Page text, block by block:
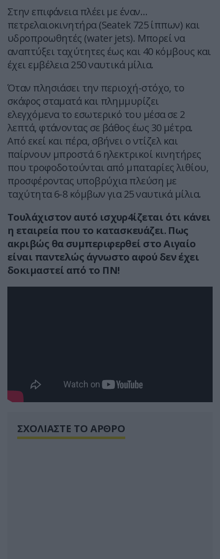
Στην επιφάνεια πλέει με έναν…
πετρελαιοκινητήρα (Seatek 725 ίππων) και
υδροπροωθητές (water jets). Μπορεί να
αναπτύξει ταχύτητες έως και 40 κόμβους και
έχει εμβέλεια 250 ναυτικά μίλια.
Όταν πλησιάσει την περιοχή-στόχο, το
σκάφος σταματά και πλημμυρίζει
ελεγχόμενα το εσωτερικό του μέσα σε 2
λεπτά, φτάνοντας σε βάθος έως 30 μέτρα.
Από εκεί και πέρα, σβήνει ο ντίζελ και
παίρνουν μπροστά 6 ηλεκτρικοί κινητήρες
που τροφοδοτούνται από μπαταρίες λιθίου,
προσφέροντας υποβρύχια πλεύση με
ταχύτητα 6-8 κόμβων για 25 ναυτικά μίλια.
Τουλάχιστον αυτό ισχυρ4ίζεται ότι κάνει
η εταιρεία που το κατασκευάζει. Πως
ακριβώς θα συμπεριφερθεί στο Αιγαίο
είναι παντελώς άγνωστο αφού δεν έχει
δοκιμαστεί από το ΠΝ!
ΣΧΟΛΙΑΣΤΕ ΤΟ ΑΡΘΡΟ